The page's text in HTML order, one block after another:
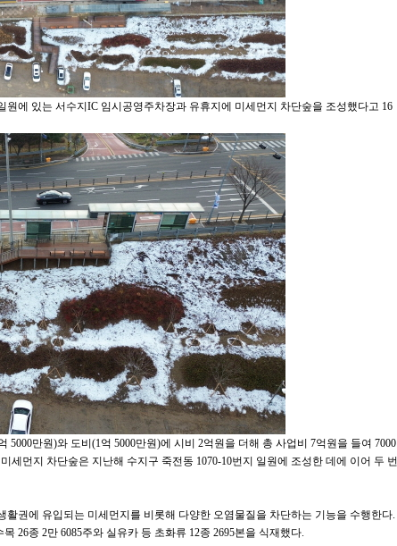
원에 있는 서수지IC 임시공영주차장과 유휴지에 미세먼지 차단숲을 조성했다고 16
만원)와 도비(1억 5000만원)에 시비 2억원을 더해 총 사업비 7억원을 들여 7000
세먼지 차단숲은 지난해 수지구 죽전동 1070-10번지 일원에 조성한 데에 이어 두 번
권에 유입되는 미세먼지를 비롯해 다양한 오염물질을 차단하는 기능을 수행한다.
26종 2만 6085주와 실유카 등 초화류 12종 2695본을 식재했다.